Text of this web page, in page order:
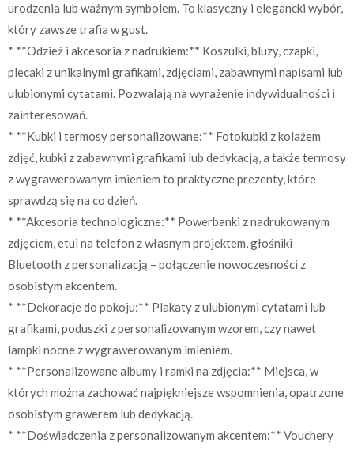
urodzenia lub ważnym symbolem. To klasyczny i elegancki wybór,
który zawsze trafia w gust.
* **Odzież i akcesoria z nadrukiem:** Koszulki, bluzy, czapki,
plecaki z unikalnymi grafikami, zdjęciami, zabawnymi napisami lub
ulubionymi cytatami. Pozwalają na wyrażenie indywidualności i
zainteresowań.
* **Kubki i termosy personalizowane:** Fotokubki z kolażem
zdjęć, kubki z zabawnymi grafikami lub dedykacją, a także termosy
z wygrawerowanym imieniem to praktyczne prezenty, które
sprawdzą się na co dzień.
* **Akcesoria technologiczne:** Powerbanki z nadrukowanym
zdjęciem, etui na telefon z własnym projektem, głośniki
Bluetooth z personalizacją – połączenie nowoczesności z
osobistym akcentem.
* **Dekoracje do pokoju:** Plakaty z ulubionymi cytatami lub
grafikami, poduszki z personalizowanym wzorem, czy nawet
lampki nocne z wygrawerowanym imieniem.
* **Personalizowane albumy i ramki na zdjęcia:** Miejsca, w
których można zachować najpiękniejsze wspomnienia, opatrzone
osobistym grawerem lub dedykacją.
* **Doświadczenia z personalizowanym akcentem:** Vouchery